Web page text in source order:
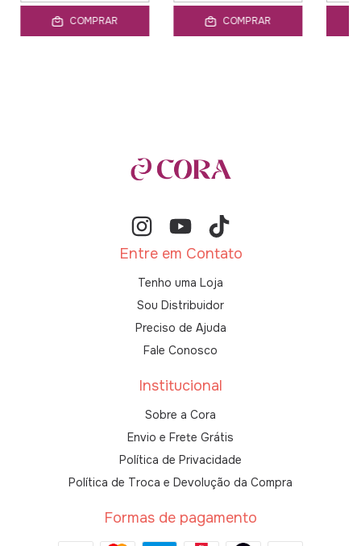
COMPRAR COMPRAR
Entre em Contato
Tenho uma Loja
Sou Distribuidor
Preciso de Ajuda
Fale Conosco
Institucional
Sobre a Cora
Envio e Frete Grátis
Política de Privacidade
Política de Troca e Devolução da Compra
Formas de pagamento